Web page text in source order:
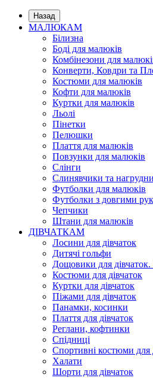
Назад
МАЛЮКАМ
Білизна
Боді для малюків
Комбінезони для
Конверти, Ковдри та
Костюми для малюків
Кофти для малюків
Куртки для малюків
Льолі
Пінетки
Пелюшки
Плаття для малюків
Повзунки для малюків
Слінги
Слинявчики та
Футболки для малюків
Футболки з довгими
Чепчики
Штани для малюків
ДІВЧАТКАМ
Лосини для дівчаток
Дитячі гольфи
Дощовики для
Костюми для дівчаток
Куртки для дівчаток
Піжами для дівчаток
Панамки, косинки
Плаття для дівчаток
Реглани, кофтинки
Спідниці
Спортивні костюми для
Халати
Шорти для дівчаток